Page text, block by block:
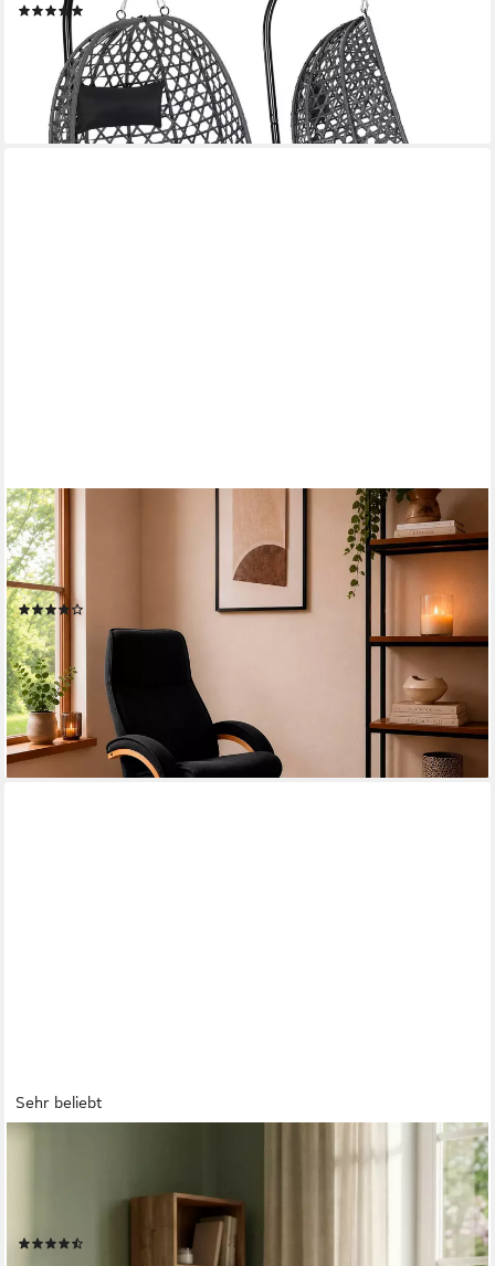
109,19 € UVP195,99 €
lieferbar - in 3-4 Werktagen bei dir
OTTO HOME
Relaxsessel mit Hocker PARIS Microfaser - OTTO. Verlässliche
Qualität. (Set, 2-St., bestehend aus Sessel und Hocker),
Relaxfunktion, Dreh- und Kippfunktion, Unser Dauertiefpreis
199,99 € UVP499,99 €
-60%
lieferbar - in 2-3 Werktagen bei dir
Sehr beliebt
Ohrensessel ZILLER, TV-Sessel, frei im Raum stellbar, in Cord
und Samtvelours, Holzfüsse mit dekorativen Metallhülsen,